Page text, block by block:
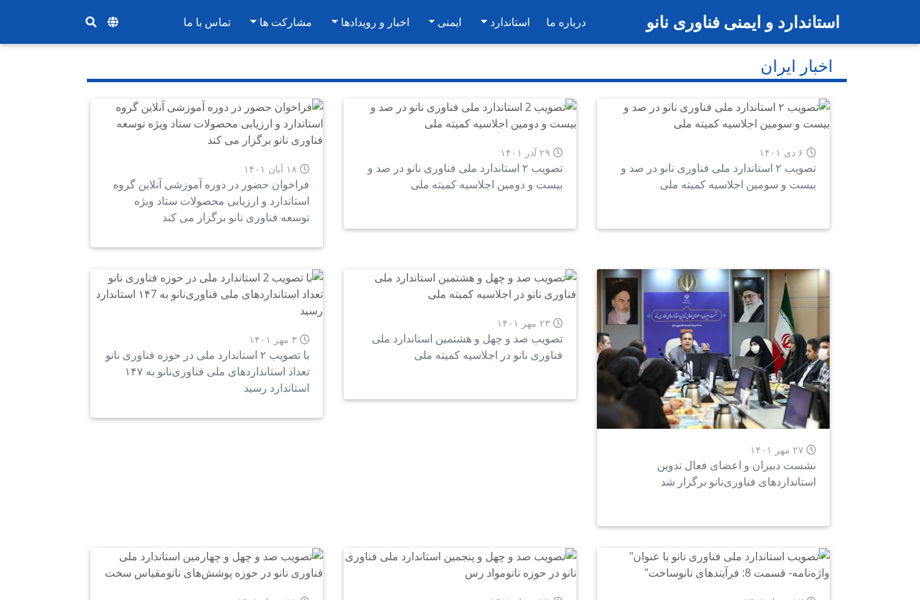
استاندارد و ایمنی فناوری نانو درباره ما استاندارد ایمنی اخبار و رویدادها مشارکت ها تماس با ما
اخبار ایران
تصویب ۲ استاندارد ملی فناوری نانو در صد و
بیست و سومین اجلاسیه کمیته ملی
تصویب ۲ استاندارد ملی فناوری نانو در صد و
بیست و دومین اجلاسیه کمیته ملی
فراخوان حضور در دوره آموزشی آنلاین گروه
استاندارد و ارزیابی محصولات ستاد ویژه
توسعه فناوری نانو برگزار می کند
نشست دبیران و اعضای فعال تدوین
استانداردهای فناوری‌نانو برگزار شد
تصویب صد و چهل و هشتمین استاندارد ملی
فناوری نانو در اجلاسیه کمیته ملی
با تصویب ۲ استاندارد ملی در حوزه فناوری نانو
تعداد استانداردهای ملی فناوری‌نانو به ۱۴۷
استاندارد رسید